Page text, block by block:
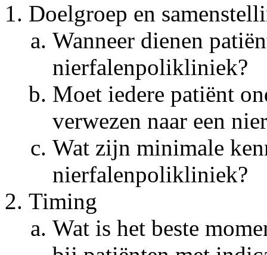
Doelgroep en
Wanneer dienen
nierfalenpolikliniek?
Moet iedere patiënt
verwezen naar een
Wat zijn minimale
nierfalenpolikliniek?
Timing
Wat is het beste